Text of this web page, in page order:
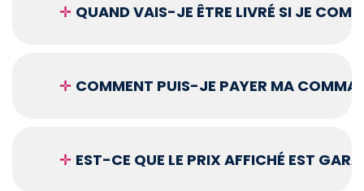
✛ QUAND VAIS-JE ÊTRE LIVRÉ SI JE
✛ COMMENT PUIS-JE PAYER MA
✛ EST-CE QUE LE PRIX AFFICHÉ EST